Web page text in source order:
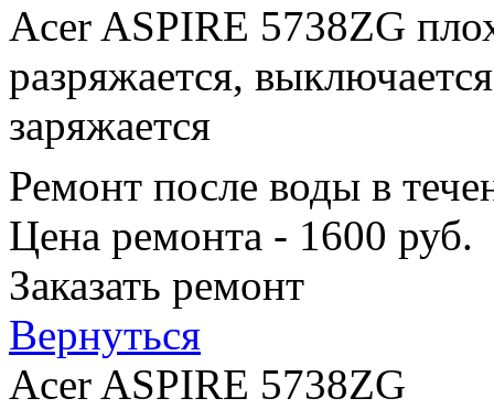
Acer ASPIRE 5738ZG
разряжается,
заряжается
Ремонт после воды в
Цена ремонта - 1600 руб.
Заказать ремонт
Вернуться
Acer ASPIRE 5738ZG